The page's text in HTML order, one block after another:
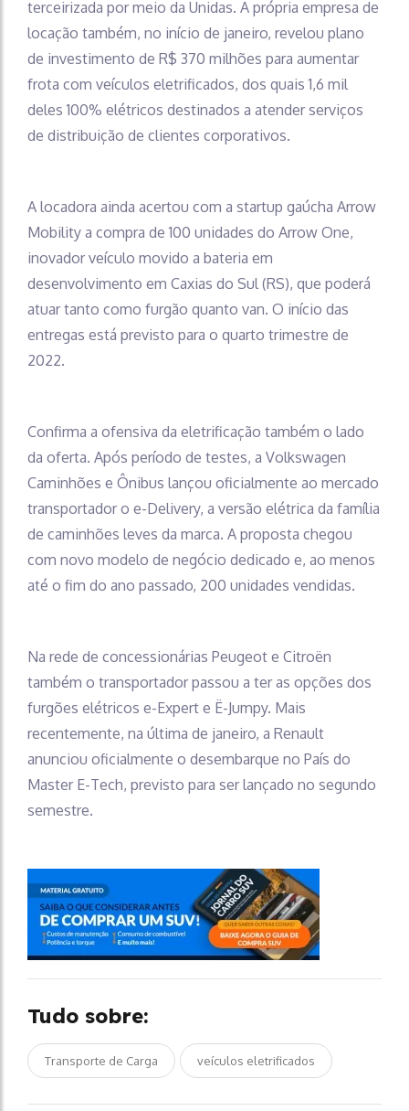
terceirizada por meio da Unidas. A própria empresa de
locação também, no início de janeiro, revelou plano
de investimento de R$ 370 milhões para aumentar
frota com veículos eletrificados, dos quais 1,6 mil
deles 100% elétricos destinados a atender serviços
de distribuição de clientes corporativos.
A locadora ainda acertou com a startup gaúcha Arrow
Mobility a compra de 100 unidades do Arrow One,
inovador veículo movido a bateria em
desenvolvimento em Caxias do Sul (RS), que poderá
atuar tanto como furgão quanto van. O início das
entregas está previsto para o quarto trimestre de
2022.
Confirma a ofensiva da eletrificação também o lado
da oferta. Após período de testes, a Volkswagen
Caminhões e Ônibus lançou oficialmente ao mercado
transportador o e-Delivery, a versão elétrica da família
de caminhões leves da marca. A proposta chegou
com novo modelo de negócio dedicado e, ao menos
até o fim do ano passado, 200 unidades vendidas.
Na rede de concessionárias Peugeot e Citroën
também o transportador passou a ter as opções dos
furgões elétricos e-Expert e Ë-Jumpy. Mais
recentemente, na última de janeiro, a Renault
anunciou oficialmente o desembarque no País do
Master E-Tech, previsto para ser lançado no segundo
semestre.
Tudo sobre:
Transporte de Carga veículos eletrificados